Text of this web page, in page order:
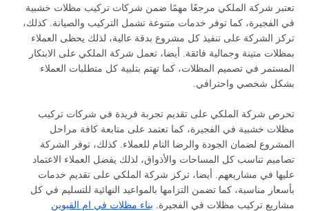
تعتبر شركة الملكي مرجعًا مهمًا ضمن شركات تركيب مظلات خشبية
في الفجيرة، كما توفر خدمات متنوعة تشمل التركيب والصيانة. كذلك،
تركز الشركة على تنفيذ كل مشروع بدقة عالية، لذلك يحظى العملاء
بمظلات متينة وجمالية فائقة. أيضا، تعمل شركة الملكي على الابتكار
المستمر في تصميم المظلات، كما تهتم بتلبية كل متطلبات العملاء
بشكل شخصي واحترافي.
تحرص شركة الملكي على تقديم تجربة فريدة في شركات تركيب
مظلات خشبية في الفجيرة، كما تعتمد على متابعة كافة مراحل
المشروع لضمان الجودة والرضا التام للعملاء. كذلك، توفر الشركة
تصاميم تناسب كل المساحات والأذواق، لذلك يفضل العملاء الاعتماد
عليها في مشاريعهم. أيضا، تركز شركة الملكي على تقديم خدمات
بأسعار مناسبة، كما تضمن التزامها بالمواعيد النهائية للتسليم في كل
مشاريع تركيب مظلات في الفجيرة. بناء مظلات في ام القيوين